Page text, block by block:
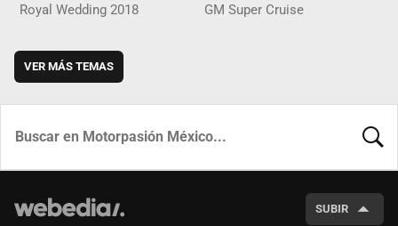
Royal Wedding 2018 GM Super Cruise
VER MÁS TEMAS
SUBIR